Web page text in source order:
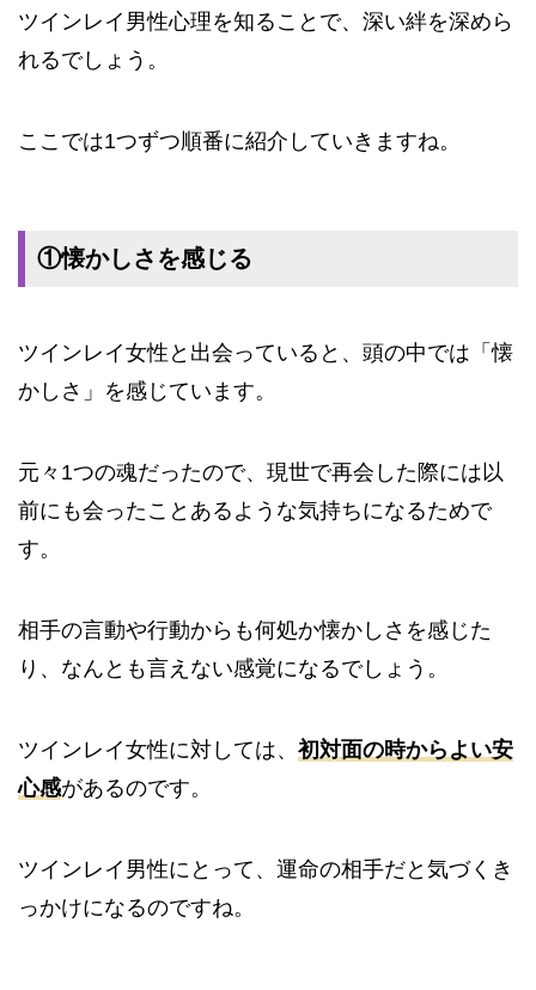
ツインレイ男性心理を知ることで、深い絆を深めら
れるでしょう。
ここでは1つずつ順番に紹介していきますね。
①懐かしさを感じる
ツインレイ女性と出会っていると、頭の中では「懐
かしさ」を感じています。
元々1つの魂だったので、現世で再会した際には以
前にも会ったことあるような気持ちになるためで
す。
相手の言動や行動からも何処か懐かしさを感じた
り、なんとも言えない感覚になるでしょう。
ツインレイ女性に対しては、 初対面の時からよい安
心感があるのです。
ツインレイ男性にとって、運命の相手だと気づくき
っかけになるのですね。